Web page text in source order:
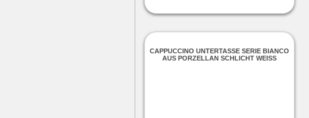
CAPPUCCINO UNTERTASSE SERIE BIANCO
AUS PORZELLAN SCHLICHT WEISS